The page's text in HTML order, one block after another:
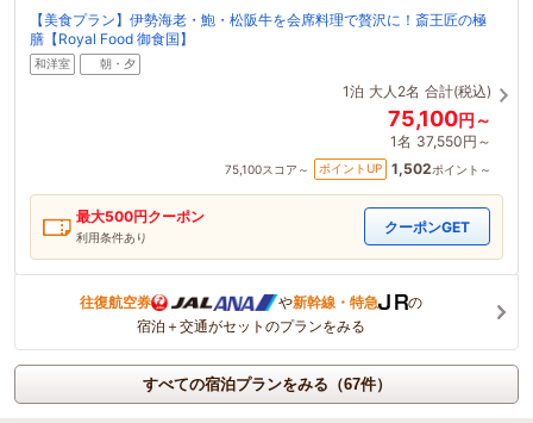
【美食プラン】伊勢海老・鮑・松阪牛を会席料理で贅沢に！斎王匠の極
膳【Royal Food 御食国】
和洋室 朝・夕
1泊 大人2名 合計(税込)
75,100円～
1名 37,550円～
75,100スコア～ ポイントUP 1,502ポイント～
最大500円クーポン
利用条件あり
クーポンGET
往復航空券 や新幹線・特急
の
宿泊＋交通がセットのプランをみる
すべての宿泊プランをみる（67件）